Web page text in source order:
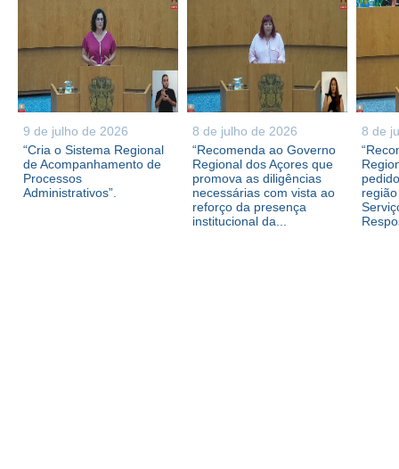
9 de julho de 2026
“Cria o Sistema Regional
de Acompanhamento de
Processos
Administrativos”.
8 de julho de 2026
“Recomenda ao Governo
Regional dos Açores que
promova as diligências
necessárias com vista ao
reforço da presença
institucional da...
8 de